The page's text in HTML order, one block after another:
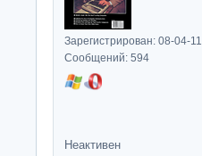
Зарегистрирован: 08-04-11
Сообщений: 594
Неактивен